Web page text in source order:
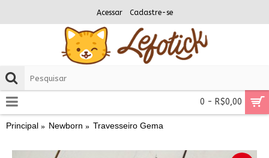
Acessar Cadastre-se
0 - R$0,00
Principal Newborn Travesseiro Gema